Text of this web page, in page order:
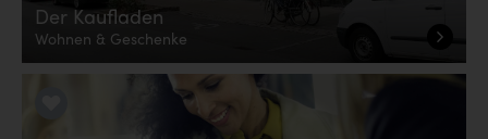
Der Kaufladen
Wohnen & Geschenke